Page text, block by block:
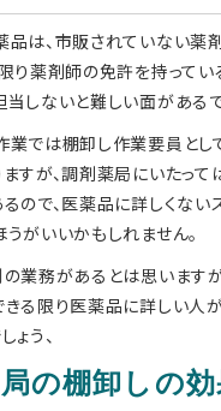
は、市販されていない薬
り薬剤師の免許を持ってい
しないと難しい面があるで
では棚卸し作業要員とし
すが、調剤薬局にいたっ
ので、医薬品に詳しくない
がいいかもしれません。
業務があるとは思いますが
る限り医薬品に詳しい人
ょう、
の棚卸しの